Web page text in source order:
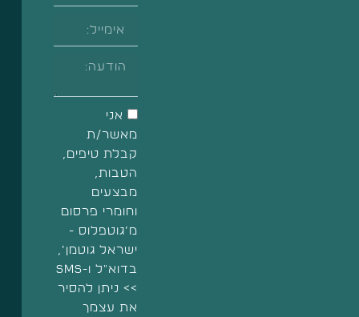
אני
מאשר/ת
קבלת טיפים,
הטבות,
מבצעים
וחומרי פרסום
מ’גוטפלוס -
ישראל גוטמן’,
בדוא"ל ו-SMS
>> ניתן להסיר
את עצמך